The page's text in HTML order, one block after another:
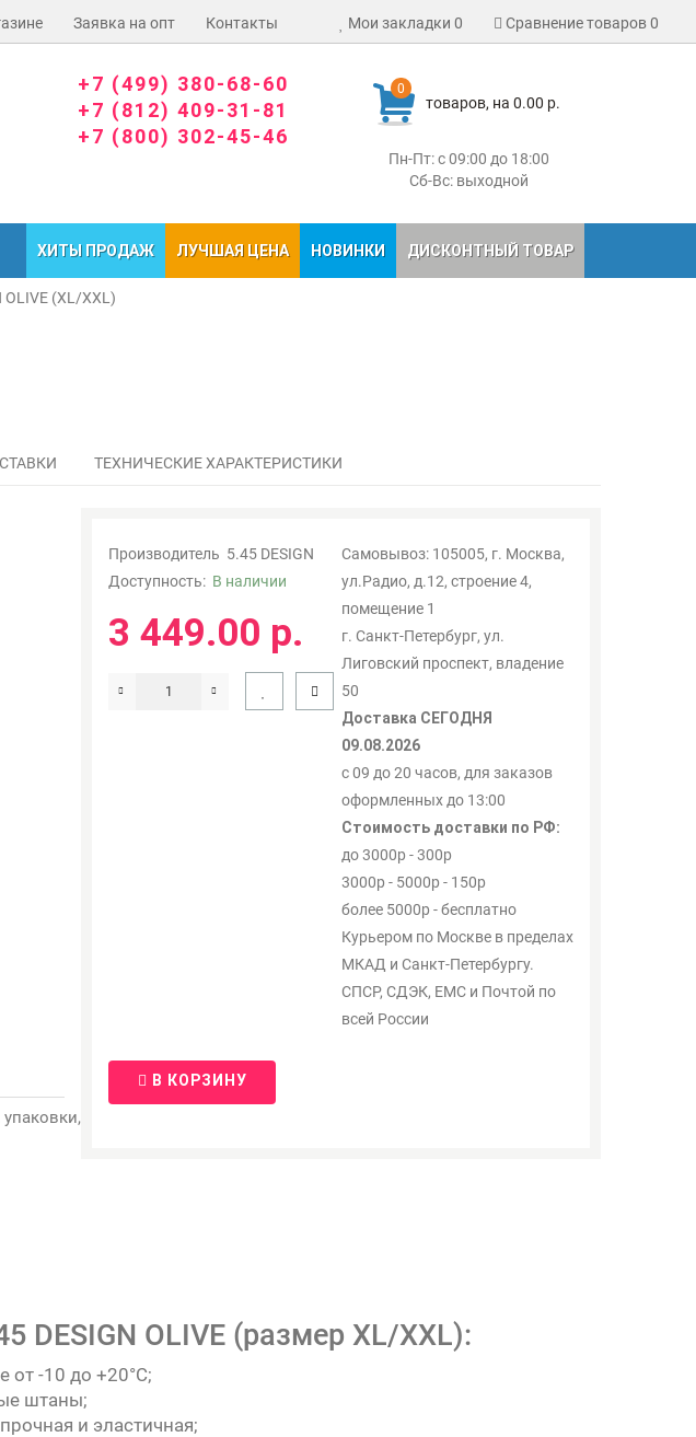
Заявка на опт Контакты Мои закладки 0 Сравнение товаров0
0
товаров, на 0.00 р.
Пн-Пт: с 09:00 до 18:00
Сб-Вс: выходной
+7 (499) 380-68-60
+7 (812) 409-31-81
+7 (800) 302-45-46
ХИТЫ ПРОДАЖ ЛУЧШАЯ ЦЕНА НОВИНКИ ДИСКОНТНЫЙ ТОВАР
(XL/XXL)
ТЕХНИЧЕСКИЕ ХАРАКТЕРИСТИКИ
Производитель 5.45 DESIGN
Доступность: В наличии
Самовывоз: 105005, г. Москва,
ул.Радио, д.12, строение 4,
помещение 1
г. Санкт-Петербург, ул.
Лиговский проспект, владение
50
Доставка СЕГОДНЯ
09.08.2026
с 09 до 20 часов, для заказов
оформленных до 13:00
Стоимость доставки по РФ:
до 3000р - 300р
3000р - 5000р - 150р
более 5000р - бесплатно
Курьером по Москве в пределах
МКАД и Санкт-Петербургу.
СПСР, СДЭК, ЕМС и Почтой по
всей России
3 449.00 р.
В КОРЗИНУ
DESIGN OLIVE (размер XL/XXL):
-10 до +20°C;
штаны;
и эластичная;